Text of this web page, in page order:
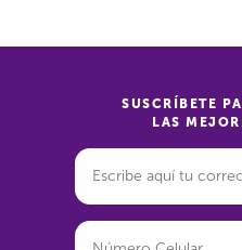
SUSCRÍBETE
LAS